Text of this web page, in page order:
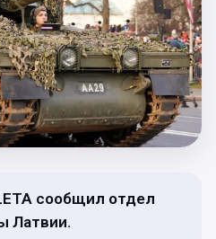
сообщил отдел
Латвии.